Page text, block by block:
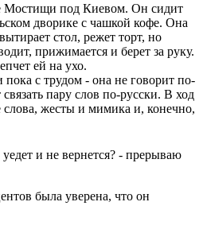
Мостищи под Киевом. Он сидит
дворике с чашкой кофе. Она
стол, режет торт, но
прижимается и берет за руку.
ей на ухо.
с трудом - она не говорит по-
пару слов по-русски. В ход
слова, жесты и мимика и, конечно,
и не вернется? - прерываю
была уверена, что он